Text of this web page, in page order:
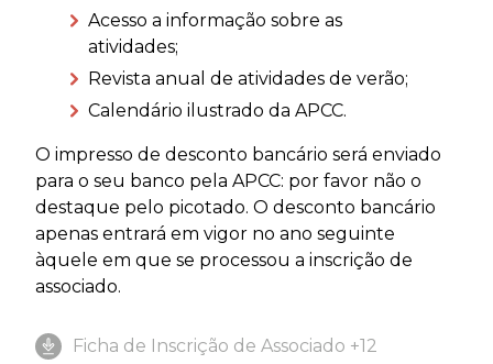
Acesso a informação sobre as
atividades;
Revista anual de atividades de verão;
Calendário ilustrado da APCC.
O impresso de desconto bancário será enviado
para o seu banco pela APCC: por favor não o
destaque pelo picotado. O desconto bancário
apenas entrará em vigor no ano seguinte
àquele em que se processou a inscrição de
associado.
Ficha de Inscrição de Associado +12